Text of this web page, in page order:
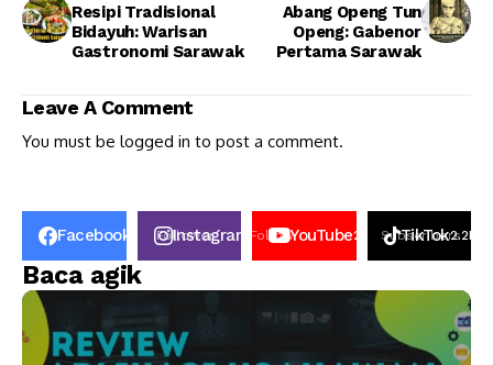
Resipi Tradisional
Bidayuh: Warisan
Gastronomi Sarawak
Abang Openg Tun
Openg: Gabenor
Pertama Sarawak
Leave A Comment
You must be logged in to post a comment.
Facebook 50KFollower
Instagram FollowYouTube2.6k Subscribers
TikTok2.2K
Baca agik